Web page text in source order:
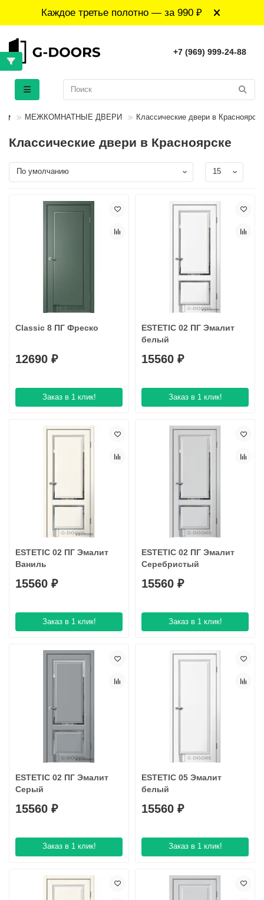
Каждое третье полотно — за 990 ₽
+7 (969) 999-24-88
МЕЖКОМНАТНЫЕ ДВЕРИ Классические двери в Красноярске
Классические двери в Красноярске
Classic 8 ПГ Фреско
12690 ₽
Заказ в 1 клик!
ESTETIC 02 ПГ Эмaлит
белый
15560 ₽
Заказ в 1 клик!
ESTETIC 02 ПГ Эмaлит
Ваниль
15560 ₽
Заказ в 1 клик!
ESTETIC 02 ПГ Эмaлит
Серебристый
15560 ₽
Заказ в 1 клик!
ESTETIC 02 ПГ Эмалит
Серый
15560 ₽
Заказ в 1 клик!
ESTETIC 05 Эмалит
белый
15560 ₽
Заказ в 1 клик!